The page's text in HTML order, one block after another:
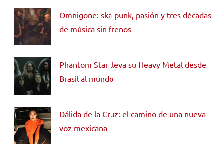
Omnigone: ska-punk, pasión y tres décadas
de música sin frenos
Phantom Star lleva su Heavy Metal desde
Brasil al mundo
Dálida de la Cruz: el camino de una nueva
voz mexicana